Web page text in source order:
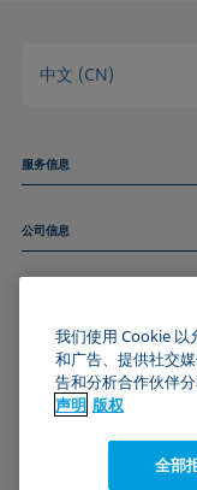
中文 (CN)
服务信息
技术服务
和我们取得联系
公司信息
关于我们
数据隐私声明
Cookie政策
订阅我们的新闻简报
加入KRÜSS社区
我们使用 Cookie 以
和广告、提供社交
告和分析合作伙伴
声明 版权
全部